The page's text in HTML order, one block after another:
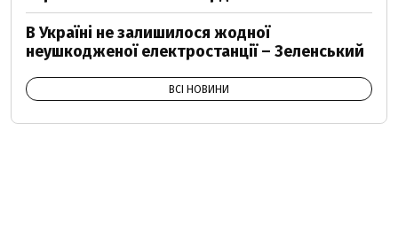
В Україні не залишилося жодної
неушкодженої електростанції – Зеленський
ВСІ НОВИНИ